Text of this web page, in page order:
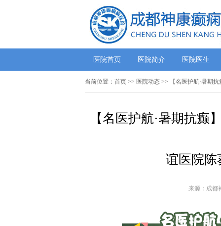
医院首页 医院简介 医院医生
当前位置： 首页 >> 医院动态 >> 【名医护航·暑期
【名医护航·暑期抗癫
谊医院陈
来源：成都